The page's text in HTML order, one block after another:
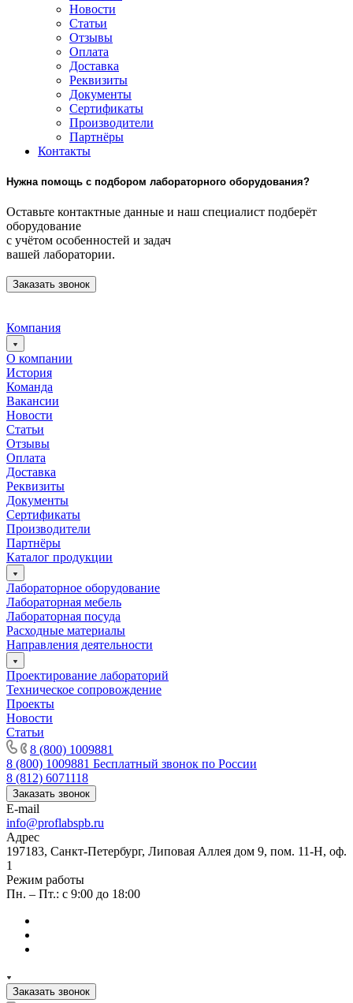
Новости
Статьи
Отзывы
Оплата
Доставка
Реквизиты
Документы
Сертификаты
Производители
Партнёры
Контакты
Нужна помощь с подбором лабораторного оборудования?
Оставьте контактные данные и наш специалист подберёт
оборудование
с учётом особенностей и задач
вашей лаборатории.
Заказать звонок
Компания
О компании
История
Команда
Вакансии
Новости
Статьи
Отзывы
Оплата
Доставка
Реквизиты
Документы
Сертификаты
Производители
Партнёры
Каталог продукции
Лабораторное оборудование
Лабораторная мебель
Лабораторная посуда
Расходные материалы
Направления деятельности
Проектирование лабораторий
Техническое сопровождение
Проекты
Новости
Статьи
8 (800) 1009881
8 (800) 1009881 Бесплатный звонок по России
8 (812) 6071118
Заказать звонок
E-mail
info@proflabspb.ru
Адрес
197183, Санкт-Петербург, Липовая Аллея дом 9, пом. 11-Н, оф.
1
Режим работы
Пн. – Пт.: с 9:00 до 18:00
Заказать звонок